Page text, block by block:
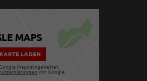
MAPS
LADEN
Maps eingebettet.
von Google.